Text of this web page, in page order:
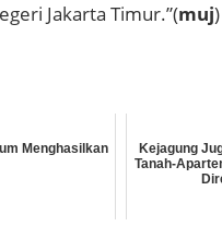
Jakarta Timur.”(muj)
Menghasilkan
Kejagung
Tanah-